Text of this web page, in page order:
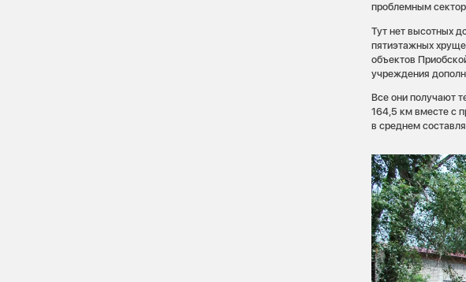
проблемным
Тут нет высотных
пятиэтажных
объектов
учреждения
Все они получают
164,5 км вместе с
в среднем